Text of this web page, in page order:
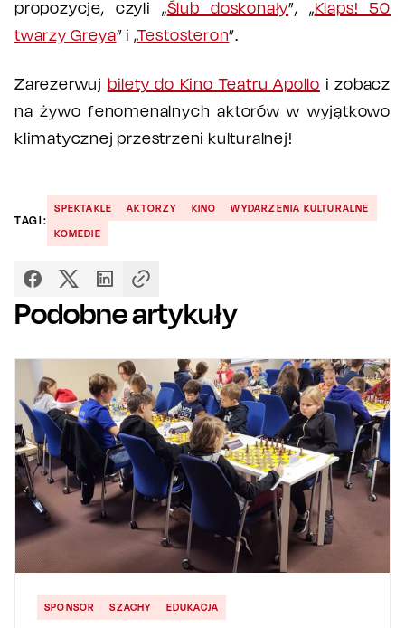
propozycje, czyli „Ślub doskonały”, „Klaps! 50
twarzy Greya” i „Testosteron”.
Zarezerwuj bilety do Kino Teatru Apollo i zobacz
na żywo fenomenalnych aktorów w wyjątkowo
klimatycznej przestrzeni kulturalnej!
TAGI:
SPEKTAKLE AKTORZY KINO
WYDARZENIA KULTURALNE
KOMEDIE
Podobne artykuły
SPONSOR SZACHY EDUKACJA